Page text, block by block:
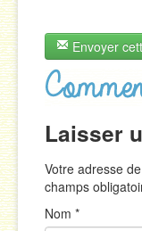
Envoyer
Laisser
Votre adresse
champs
Nom *